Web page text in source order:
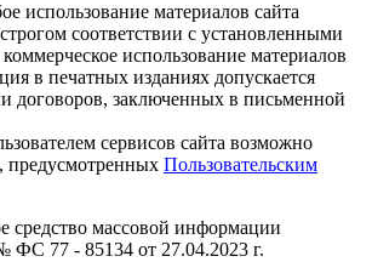
материалов сайта
соответствии с установленными
использование материалов
в печатных изданиях допускается
договоров, заключенных в письменной
сервисов сайта возможно
предусмотренных Пользовательским
средство массовой информации
ФС 77 - 85134 от 27.04.2023 г.